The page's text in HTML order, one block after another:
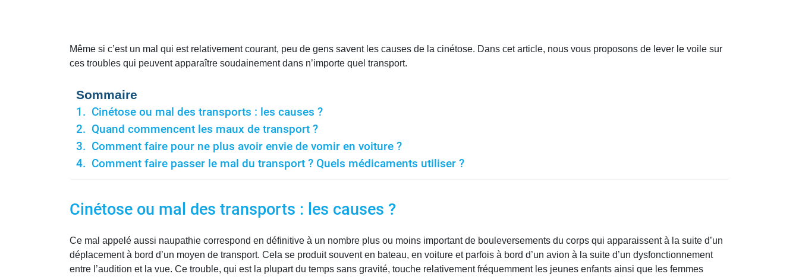
Même si c’est un mal qui est relativement courant, peu de gens savent les causes de la cinétose. Dans cet article, nous vous proposons de lever le voile sur
ces troubles qui peuvent apparaître soudainement dans n’importe quel transport.
Sommaire
Cinétose ou mal des transports : les causes ?
Quand commencent les maux de transport ?
Comment faire pour ne plus avoir envie de vomir en voiture ?
Comment faire passer le mal du transport ? Quels médicaments utiliser ?
Cinétose ou mal des transports : les causes ?
Ce mal appelé aussi naupathie correspond en définitive à un nombre plus ou moins important de bouleversements du corps qui apparaissent à la suite d’un
déplacement à bord d’un moyen de transport. Cela se produit souvent en bateau, en voiture et parfois à bord d’un avion à la suite d’un dysfonctionnement
entre l’audition et la vue. Ce trouble, qui est la plupart du temps sans gravité, touche relativement fréquemment les jeunes enfants ainsi que les femmes